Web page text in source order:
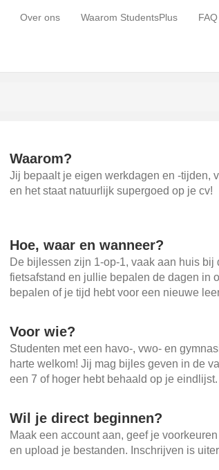
Over ons Waarom StudentsPlus FAQ
Waarom?
Jij bepaalt je eigen werkdagen en -tijden,
en het staat natuurlijk supergoed op je cv!
Hoe, waar en wanneer?
De bijlessen zijn 1-op-1, vaak aan huis bij
fietsafstand en jullie bepalen de dagen in
bepalen of je tijd hebt voor een nieuwe
Voor wie?
Studenten met een havo-, vwo- en
harte welkom! Jij mag bijles geven in de
een 7 of hoger hebt behaald op je eindlijst.
Wil je direct beginnen?
Maak een account aan, geef je
en upload je bestanden. Inschrijven is